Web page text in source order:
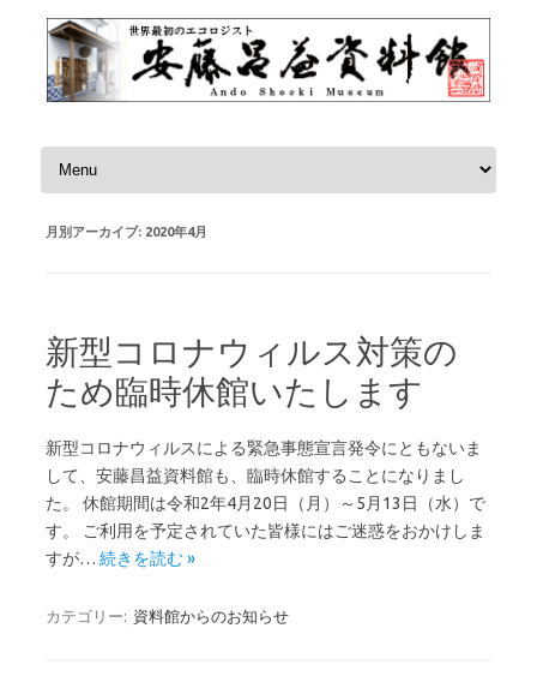
コンテンツへスキップ
月別アーカイブ: 2020年4月
新型コロナウィルス対策の
ため臨時休館いたします
新型コロナウィルスによる緊急事態宣言発令にともないま
して、安藤昌益資料館も、臨時休館することになりまし
た。 休館期間は令和2年4月20日（月）～5月13日（水）で
す。 ご利用を予定されていた皆様にはご迷惑をおかけしま
すが… 続きを読む »
カテゴリー: 資料館からのお知らせ